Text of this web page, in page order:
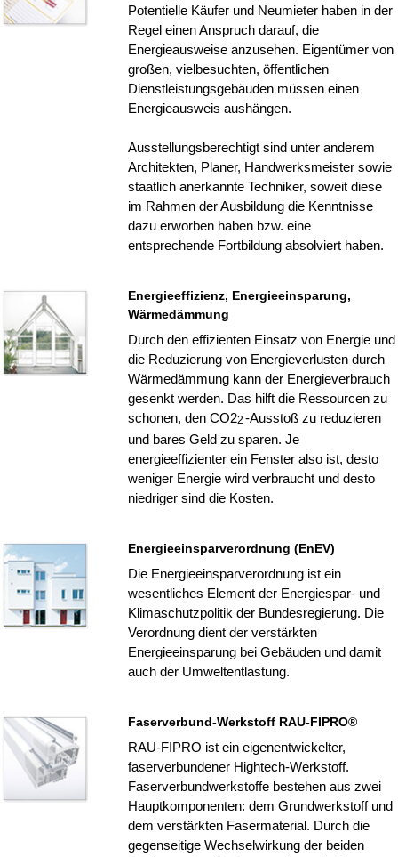
Potentielle Käufer und Neumieter haben in der
Regel einen Anspruch darauf, die
Energieausweise anzusehen. Eigentümer von
großen, vielbesuchten, öffentlichen
Dienstleistungsgebäuden müssen einen
Energieausweis aushängen.
Ausstellungsberechtigt sind unter anderem
Architekten, Planer, Handwerksmeister sowie
staatlich anerkannte Techniker, soweit diese
im Rahmen der Ausbildung die Kenntnisse
dazu erworben haben bzw. eine
entsprechende Fortbildung absolviert haben.
Energieeffizienz, Energieeinsparung,
Wärmedämmung
Durch den effizienten Einsatz von Energie und
die Reduzierung von Energieverlusten durch
Wärmedämmung kann der Energieverbrauch
gesenkt werden. Das hilft die Ressourcen zu
schonen, den CO22 -Ausstoß zu reduzieren
und bares Geld zu sparen. Je
energieeffizienter ein Fenster also ist, desto
weniger Energie wird verbraucht und desto
niedriger sind die Kosten.
Energieeinsparverordnung (EnEV)
Die Energieeinsparverordnung ist ein
wesentliches Element der Energiespar- und
Klimaschutzpolitik der Bundesregierung. Die
Verordnung dient der verstärkten
Energieeinsparung bei Gebäuden und damit
auch der Umweltentlastung.
Faserverbund-Werkstoff RAU-FIPRO®
RAU-FIPRO ist ein eigenentwickelter,
faserverbundener Hightech-Werkstoff.
Faserverbundwerkstoffe bestehen aus zwei
Hauptkomponenten: dem Grundwerkstoff und
dem verstärkten Fasermaterial. Durch die
gegenseitige Wechselwirkung der beiden